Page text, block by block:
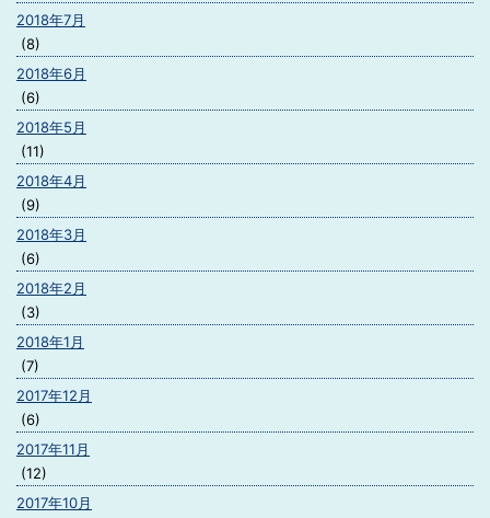
2018年7月
(8)
2018年6月
(6)
2018年5月
(11)
2018年4月
(9)
2018年3月
(6)
2018年2月
(3)
2018年1月
(7)
2017年12月
(6)
2017年11月
(12)
2017年10月